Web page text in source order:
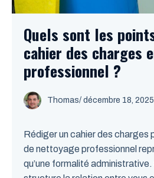
Quels sont les
cahier des charges
professionnel ?
Thomas/ décembre 18, 2025
Rédiger un cahier des charges
de nettoyage professionnel
qu’une formalité